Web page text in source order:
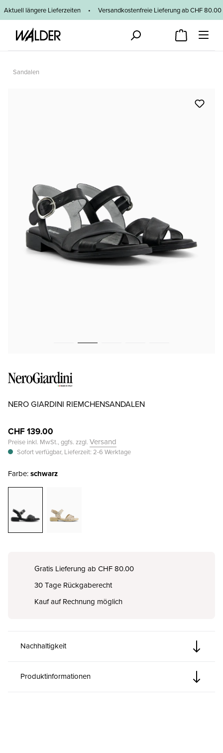
Zum Hauptinhalt springen
Aktuell längere Lieferzeiten • Versandkostenfreie Lieferung ab CHF
Sandalen
NERO GIARDINI RIEMCHENSANDALEN
CHF 139.00
Preise inkl. MwSt., ggfs. zzgl. Versand
Sofort verfügbar, Lieferzeit: 2-6 Werktage
Farbe:schwarz
Gratis Lieferung ab CHF 80.00
30 Tage Rückgaberecht
Kauf auf Rechnung möglich
Nachhaltigkeit
Produktinformationen